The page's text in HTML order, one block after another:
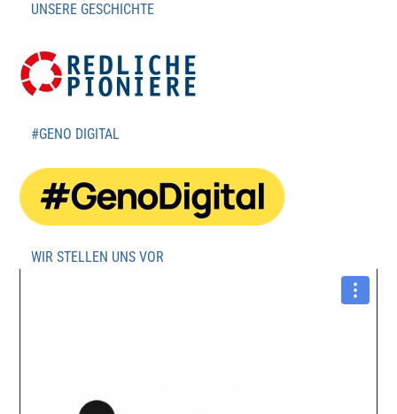
UNSERE GESCHICHTE
#GENO DIGITAL
WIR STELLEN UNS VOR